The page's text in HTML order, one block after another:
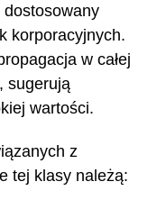
korporacyjnych.
w całej
sugerują
wartości.
z
tej klasy należą: